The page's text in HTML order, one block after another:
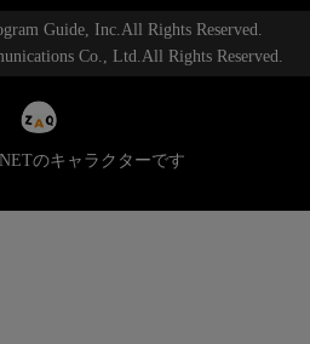
Guide, Inc.All Rights Reserved.
Co., Ltd.All Rights Reserved.
のキャラクターです